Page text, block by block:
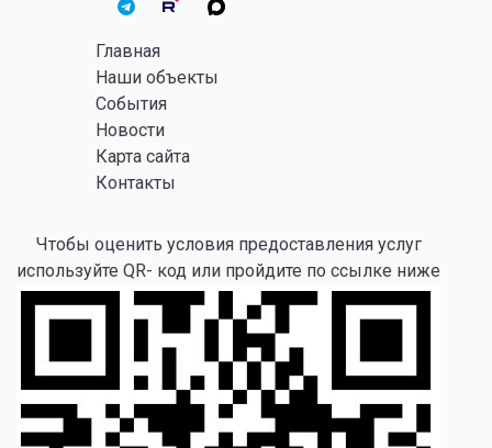
Главная
Наши объекты
События
Новости
Карта сайта
Контакты
Чтобы оценить условия предоставления услуг
используйте QR- код или пройдите по ссылке ниже